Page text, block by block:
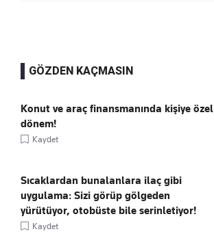
GÖZDEN KAÇMASIN
Konut ve araç finansmanında kişiye özel
dönem!
Kaydet
Sıcaklardan bunalanlara ilaç gibi
uygulama: Sizi görüp gölgeden
yürütüyor, otobüste bile serinletiyor!
Kaydet